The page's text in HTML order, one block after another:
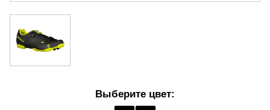
Выберите цвет: